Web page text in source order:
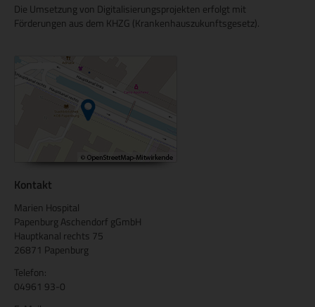
Die Umsetzung von Digitalisierungsprojekten erfolgt mit
Förderungen aus dem KHZG (Krankenhauszukunftsgesetz).
Kontakt
Marien Hospital
Papenburg Aschendorf gGmbH
Hauptkanal rechts 75
26871 Papenburg
Telefon:
04961 93-0